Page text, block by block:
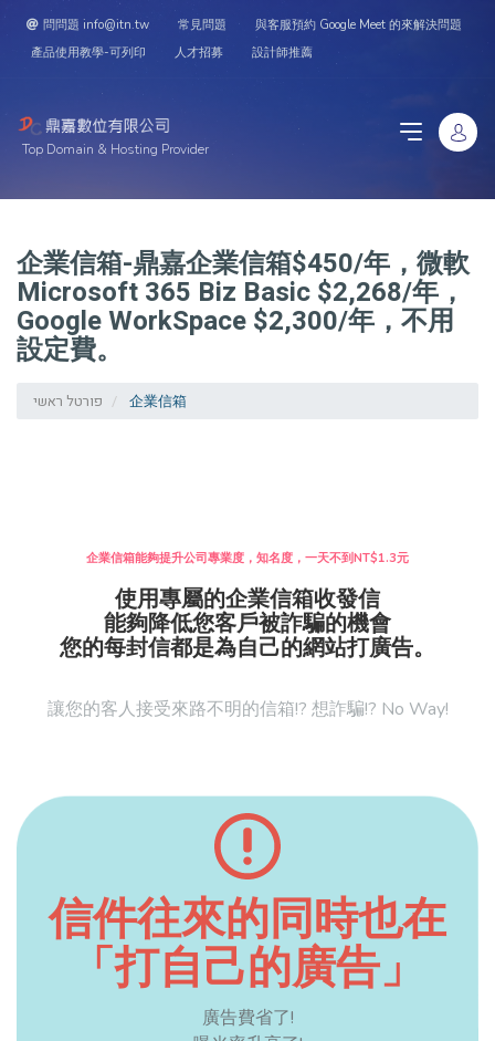
問問題 info@itn.tw 常見問題
與客服預約 Google Meet 的來解決問題
產品使用教學-可列印
人才招募 設計師推薦
Top Domain & Hosting Provider
企業信箱-鼎嘉企業信箱$450/年，微軟
Microsoft 365 Biz Basic $2,268/年，
Google WorkSpace $2,300/年，不用
設定費。
פורטל ראשי 企業信箱
企業信箱能夠提升公司專業度，知名度，一天不到NT$1.3元
使用專屬的企業信箱收發信
能夠降低您客戶被詐騙的機會
您的每封信都是為自己的網站打廣告。
讓您的客人接受來路不明的信箱!? 想詐騙!? No Way!
信件往來的同時也在
「打自己的廣告」
廣告費省了!